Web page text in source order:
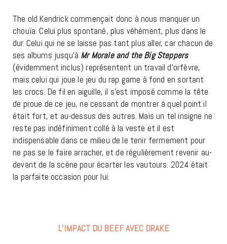
The old Kendrick commençait donc à nous manquer un
chouïa. Celui plus spontané, plus véhément, plus dans le
dur. Celui qui ne se laisse pas tant plus aller, car chacun de
ses albums jusqu’à Mr Morale and the Big Steppers
(évidemment inclus) représentent un travail d’orfèvre,
mais celui qui joue le jeu du rap game à fond en sortant
les crocs. De fil en aiguille, il s’est imposé comme la tête
de proue de ce jeu, ne cessant de montrer à quel point il
était fort, et au-dessus des autres. Mais un tel insigne ne
reste pas indéfiniment collé à la veste et il est
indispensable dans ce milieu de le tenir fermement pour
ne pas se le faire arracher, et de régulièrement revenir au-
devant de la scène pour écarter les vautours. 2024 était
la parfaite occasion pour lui.
L’IMPACT DU BEEF AVEC DRAKE